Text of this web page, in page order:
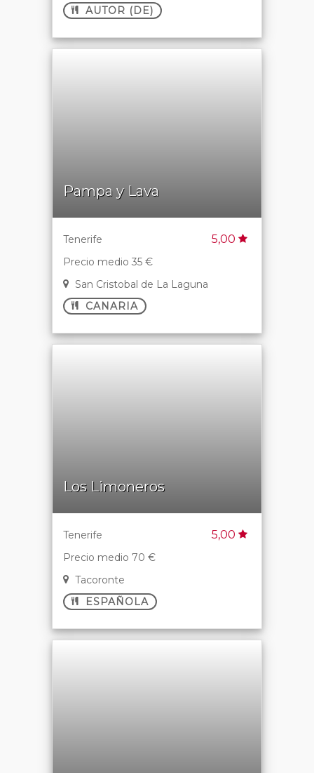
AUTOR (DE)
Pampa y Lava
Tenerife 5,00
Precio medio 35 €
San Cristobal de La Laguna
CANARIA
Los Limoneros
Tenerife 5,00
Precio medio 70 €
Tacoronte
ESPAÑOLA